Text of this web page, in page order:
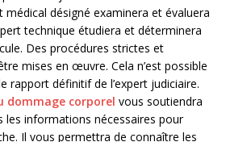
médical désigné examinera et évaluera
technique étudiera et déterminera
Des procédures strictes et
mises en œuvre. Cela n’est possible
rapport définitif de l’expert judiciaire.
dommage corporel vous soutiendra
informations nécessaires pour
Il vous permettra de connaître les